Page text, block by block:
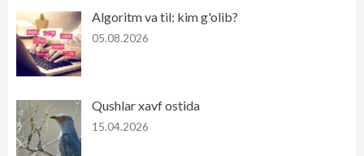
Algoritm va til: kim g'olib?
05.08.2026
Qushlar xavf ostida
15.04.2026